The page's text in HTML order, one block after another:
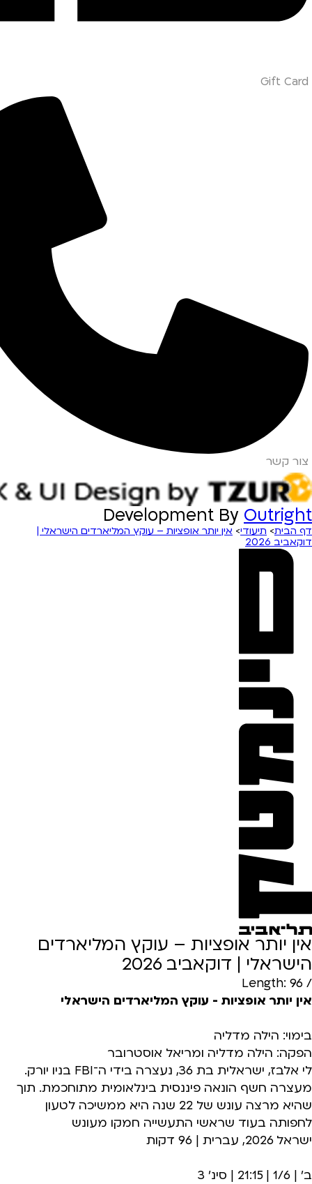
Gift Card
צור קשר
Development By Outright
דף הבית> תיעודי> אין יותר אופציות – עוקץ המליארדים הישראלי |
דוקאביב 2026
אין יותר אופציות – עוקץ המליארדים
הישראלי | דוקאביב 2026
/ Length: 96
אין יותר אופציות - עוקץ המליארדים הישראלי
בימוי: הילה מדליה
הפקה: הילה מדליה ומריאל אוסטרובר
לי אלבז, ישראלית בת 36, נעצרה בידי ה־FBI בניו יורק.
מעצרה חשף הונאה פיננסית בינלאומית מתוחכמת. תוך
שהיא מרצה עונש של 22 שנה היא ממשיכה לטעון
לחפותה בעוד שראשי התעשייה חמקו מעונש
ישראל 2026, עברית | 96 דקות
ב' | 1/6 | 21:15 | סינ' 3